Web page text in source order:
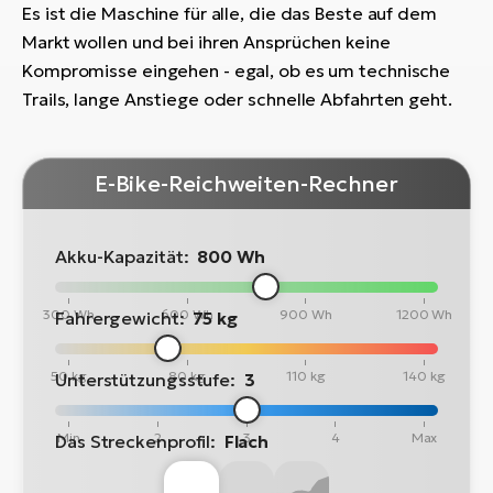
Es ist die Maschine für alle, die das Beste auf dem
Markt wollen und bei ihren Ansprüchen keine
Kompromisse eingehen - egal, ob es um technische
Trails, lange Anstiege oder schnelle Abfahrten geht.
E-Bike-Reichweiten-Rechner
Akku-Kapazität: 800 Wh
300 Wh 600 Wh 900 Wh 1200 Wh
Fahrergewicht: 75 kg
50 kg 80 kg 110 kg 140 kg
Unterstützungsstufe: 3
Min 2 3 4 Max
Das Streckenprofil: Flach